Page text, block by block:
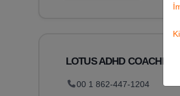
LOTUS ADHD COACHING
00 1 862-447-1204